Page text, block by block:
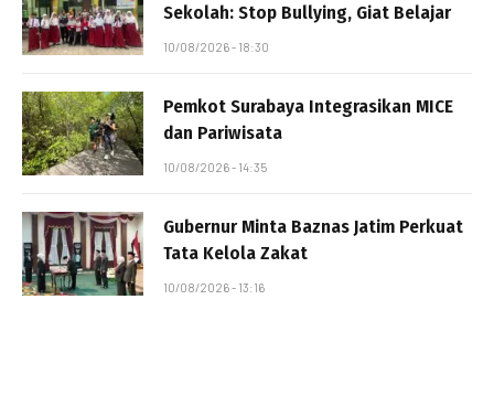
Sekolah: Stop Bullying, Giat Belajar
10/08/2026 - 18:30
Pemkot Surabaya Integrasikan MICE
dan Pariwisata
10/08/2026 - 14:35
Gubernur Minta Baznas Jatim Perkuat
Tata Kelola Zakat
10/08/2026 - 13:16